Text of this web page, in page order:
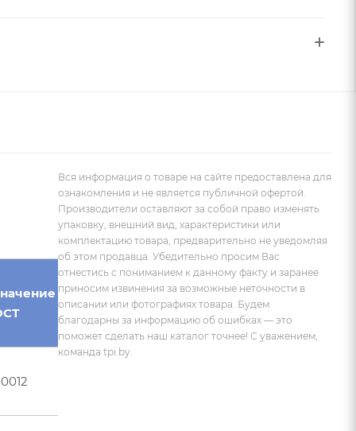
Количество
зубьев, Z
Вся информация о товаре на сайте предоставлена для
ознакомления и не является публичной офертой.
Производители оставляют за собой право изменять
упаковку, внешний вид, характеристики или
комплектацию товара, предварительно не уведомляя
об этом продавца. Убедительно просим Вас
отнестись с пониманием к данному факту и заранее
приносим извинения за возможные неточности в
описании или фотографиях товара. Будем
благодарны за информацию об ошибках — это
поможет сделать наш каталог точнее! С уважением,
команда tpi.by.